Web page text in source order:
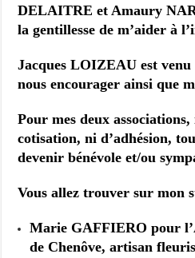
DELAITRE et Amaury
la gentillesse de m’aider à
Jacques LOIZEAU est
nous encourager ainsi que
Pour mes deux associations,
cotisation, ni d’adhésion,
devenir bénévole et/ou
Vous allez trouver sur mon
Marie GAFFIERO pour
de Chenôve, artisan